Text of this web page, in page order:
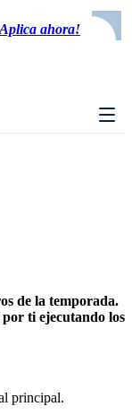
ahora!
de la temporada.
ti ejecutando los
principal.